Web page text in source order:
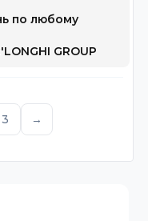
по любому
GROUP
3 →